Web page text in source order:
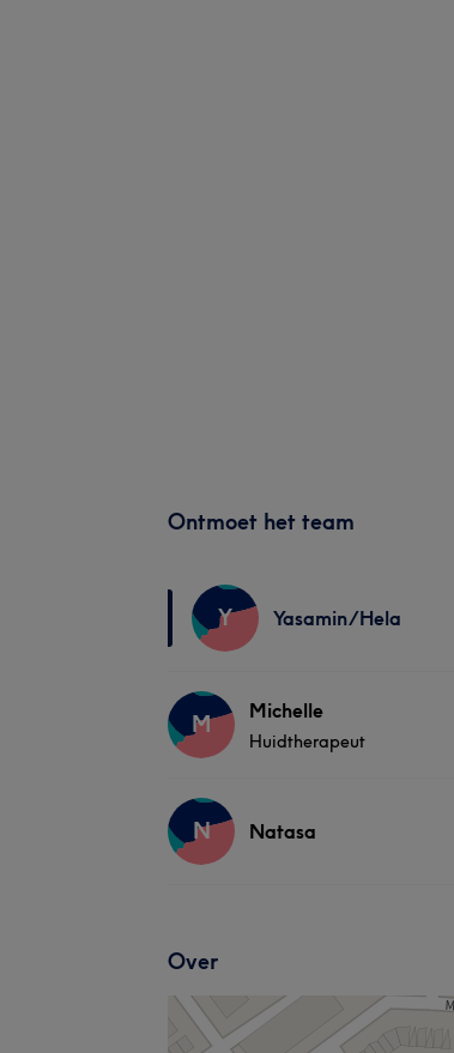
Ontmoet het team
Y Yasamin/Hela
M Michelle
Huidtherapeut
N Natasa
Over